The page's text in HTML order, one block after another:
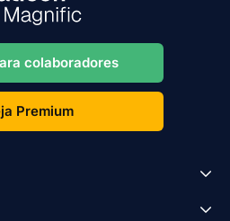
colaboradores
Premium